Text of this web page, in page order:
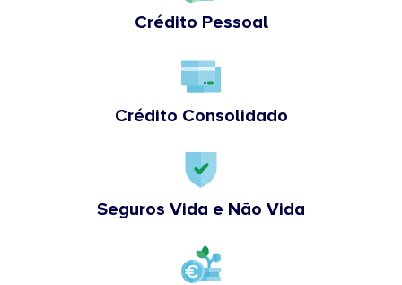
Crédito Pessoal
Crédito Consolidado
Seguros Vida e Não Vida